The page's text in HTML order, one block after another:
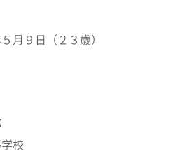
月９日（２３歳）
校